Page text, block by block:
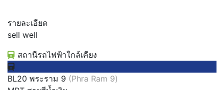
รายละเอียด
sell well
สถานีรถไฟฟ้าใกล้เคียง
BL20 พระราม 9 (Phra Ram 9)